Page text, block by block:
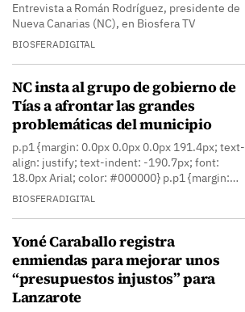
Entrevista a Román Rodríguez, presidente de
Nueva Canarias (NC), en Biosfera TV
BIOSFERADIGITAL
NC insta al grupo de gobierno de
Tías a afrontar las grandes
problemáticas del municipio
p.p1 {margin: 0.0px 0.0px 0.0px 191.4px; text-
align: justify; text-indent: -190.7px; font:
18.0px Arial; color: #000000} p.p1 {margin:…
BIOSFERADIGITAL
Yoné Caraballo registra
enmiendas para mejorar unos
“presupuestos injustos” para
Lanzarote